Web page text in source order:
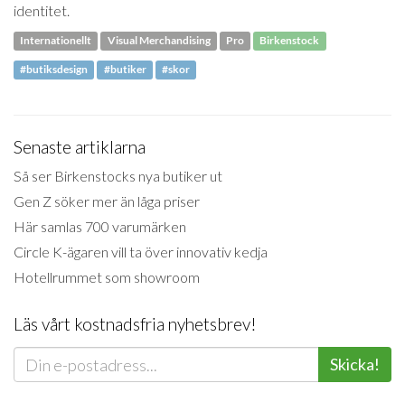
identitet.
Internationellt Visual Merchandising Pro Birkenstock
#butiksdesign #butiker #skor
Senaste artiklarna
Så ser Birkenstocks nya butiker ut
Gen Z söker mer än låga priser
Här samlas 700 varumärken
Circle K-ägaren vill ta över innovativ kedja
Hotellrummet som showroom
Läs vårt kostnadsfria nyhetsbrev!
Skicka!